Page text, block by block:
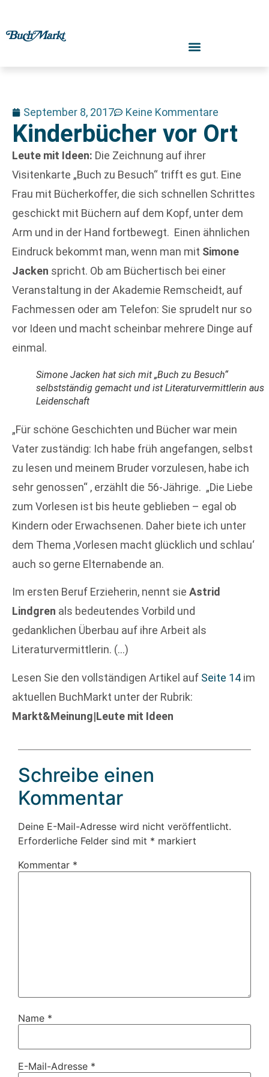
September 8, 2017 Keine Kommentare
Kinderbücher vor Ort
Leute mit Ideen: Die Zeichnung auf ihrer
Visitenkarte „Buch zu Besuch“ trifft es gut. Eine
Frau mit Bücherkoffer, die sich schnellen Schrittes
geschickt mit Büchern auf dem Kopf, unter dem
Arm und in der Hand fortbewegt. Einen ähnlichen
Eindruck bekommt man, wenn man mit Simone
Jacken spricht. Ob am Büchertisch bei einer
Veranstaltung in der Akademie Remscheidt, auf
Fachmessen oder am Telefon: Sie sprudelt nur so
vor Ideen und macht scheinbar mehrere Dinge auf
einmal.
Simone Jacken hat sich mit „Buch zu Besuch“
selbstständig gemacht und ist Literaturvermittlerin aus
Leidenschaft
„Für schöne Geschichten und Bücher war mein
Vater zuständig: Ich habe früh angefangen, selbst
zu lesen und meinem Bruder vorzulesen, habe ich
sehr genossen“ , erzählt die 56-Jährige. „Die Liebe
zum Vorlesen ist bis heute geblieben – egal ob
Kindern oder Erwachsenen. Daher biete ich unter
dem Thema ‚Vorlesen macht glücklich und schlau‘
auch so gerne Elternabende an.
Im ersten Beruf Erzieherin, nennt sie Astrid
Lindgren als bedeutendes Vorbild und
gedanklichen Überbau auf ihre Arbeit als
Literaturvermittlerin. (…)
Lesen Sie den vollständigen Artikel auf Seite 14 im
aktuellen BuchMarkt unter der Rubrik:
Markt&Meinung|Leute mit Ideen
Schreibe einen
Kommentar
Deine E-Mail-Adresse wird nicht veröffentlicht.
Erforderliche Felder sind mit * markiert
Kommentar *
Name *
E-Mail-Adresse *